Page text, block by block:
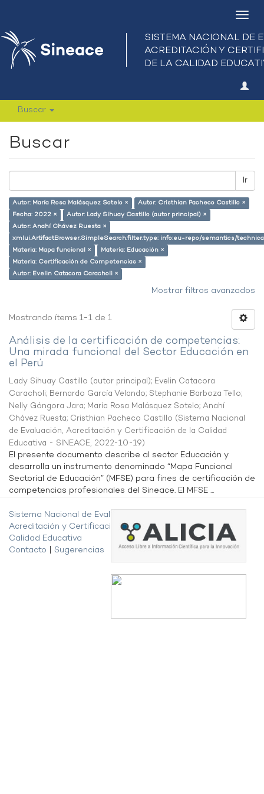
Buscar
Buscar
Ir
Autor: María Rosa Malásquez Sotelo ×
Autor: Cristhian Pacheco Castillo ×
Fecha: 2022 ×
Autor: Lady Sihuay Castillo (autor principal) ×
Autor: Anahí Chávez Ruesta ×
xmlui.ArtifactBrowser.SimpleSearch.filter.type: info:eu-repo/semantics/
Materia: Mapa funcional ×
Materia: Educación ×
Materia: Certificación de Competencias ×
Autor: Evelin Catacora Caracholi ×
Mostrar filtros avanzados
Mostrando ítems 1-1 de 1
Análisis de la certificación de competencias:
Una mirada funcional del Sector Educación en
el Perú
Lady Sihuay Castillo (autor principal); Evelin Catacora
Caracholi; Bernardo García Velando; Stephanie Barboza Tello;
Nelly Góngora Jara; María Rosa Malásquez Sotelo; Anahí
Chávez Ruesta; Cristhian Pacheco Castillo (Sistema Nacional
de Evaluación, Acreditación y Certificación de la Calidad
Educativa - SINEACE, 2022-10-19)
El presente documento describe al sector Educación y
desarrolla un instrumento denominado “Mapa Funcional
Sectorial de Educación” (MFSE) para fines de certificación de
competencias profesionales del Sineace. El MFSE ...
Sistema Nacional de Evaluación,
Acreditación y Certificación de la
Calidad Educativa
Contacto
Sugerencias